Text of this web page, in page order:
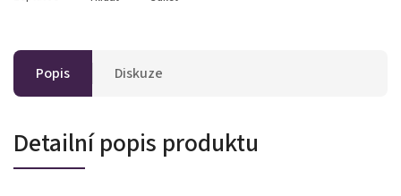
Popis Diskuze
Detailní popis produktu